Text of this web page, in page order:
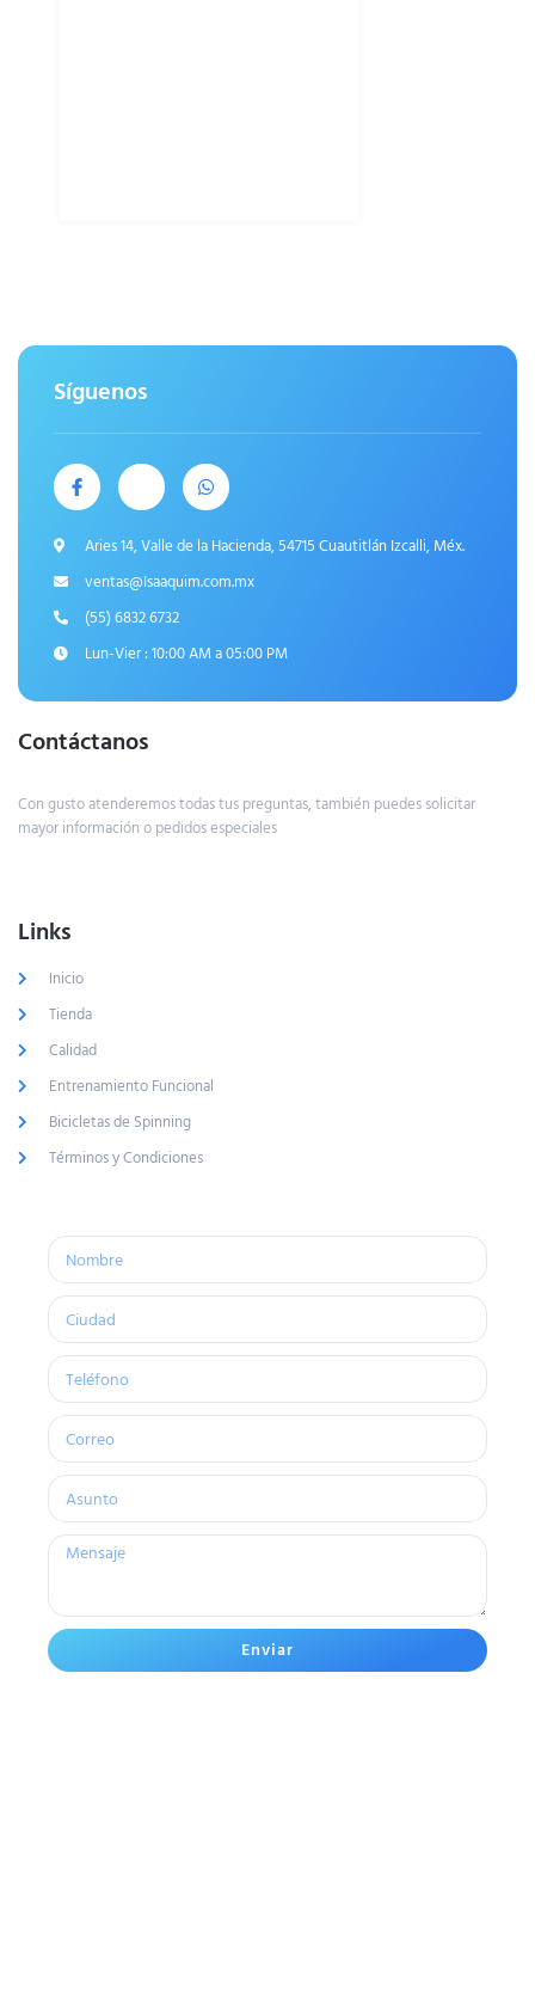
Síguenos
Aries 14, Valle de la Hacienda, 54715 Cuautitlán Izcalli, Méx.
ventas@Isaaquim.com.mx
(55) 6832 6732
Lun-Vier : 10:00 AM a 05:00 PM
Contáctanos
Con gusto atenderemos todas tus preguntas, también puedes solicitar
mayor información o pedidos especiales
Links
Inicio
Tienda
Calidad
Entrenamiento Funcional
Bicicletas de Spinning
Términos y Condiciones
Enviar